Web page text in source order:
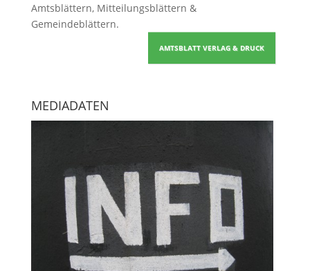
Amtsblättern, Mitteilungsblättern &
Gemeindeblättern.
AMTSBLATT VERLAG & DRUCK
MEDIADATEN